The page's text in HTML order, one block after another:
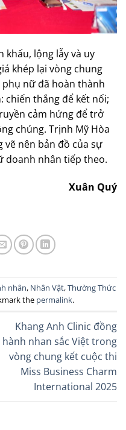
khấu, lộng lẫy và uy
khép lại vòng chung
nữ đã hoàn thành
chiến thắng để kết nối;
cảm hứng để trở
chúng. Trịnh Mỹ Hòa
vẽ nên bản đồ của sự
doanh nhân tiếp theo.
Xuân Quý
nhân, Nhân Vật,Thường Thức
the permalink.
Khang Anh Clinic đồng
hành nhan sắc Việt trong
vòng chung kết cuộc thi
Miss Business Charm
International 2025